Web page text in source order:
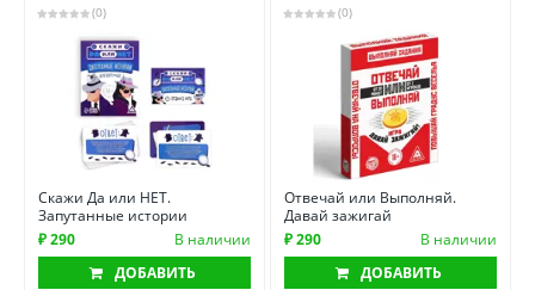
(0)
Скажи Да или НЕТ.
Запутанные истории
₽ 290
В наличии
ДОБАВИТЬ
(0)
Отвечай или Выполняй.
Давай зажигай
₽ 290
В наличии
ДОБАВИТЬ